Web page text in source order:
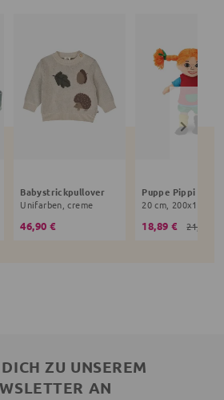
Babystrickpullover
Unifarben, creme
46,90 € 18,89 € 21,90 €
ZU UNSEREM
AN